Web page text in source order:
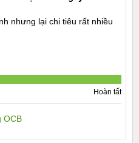
nhưng lại chi tiêu rất nhiều
Hoàn tất
OCB